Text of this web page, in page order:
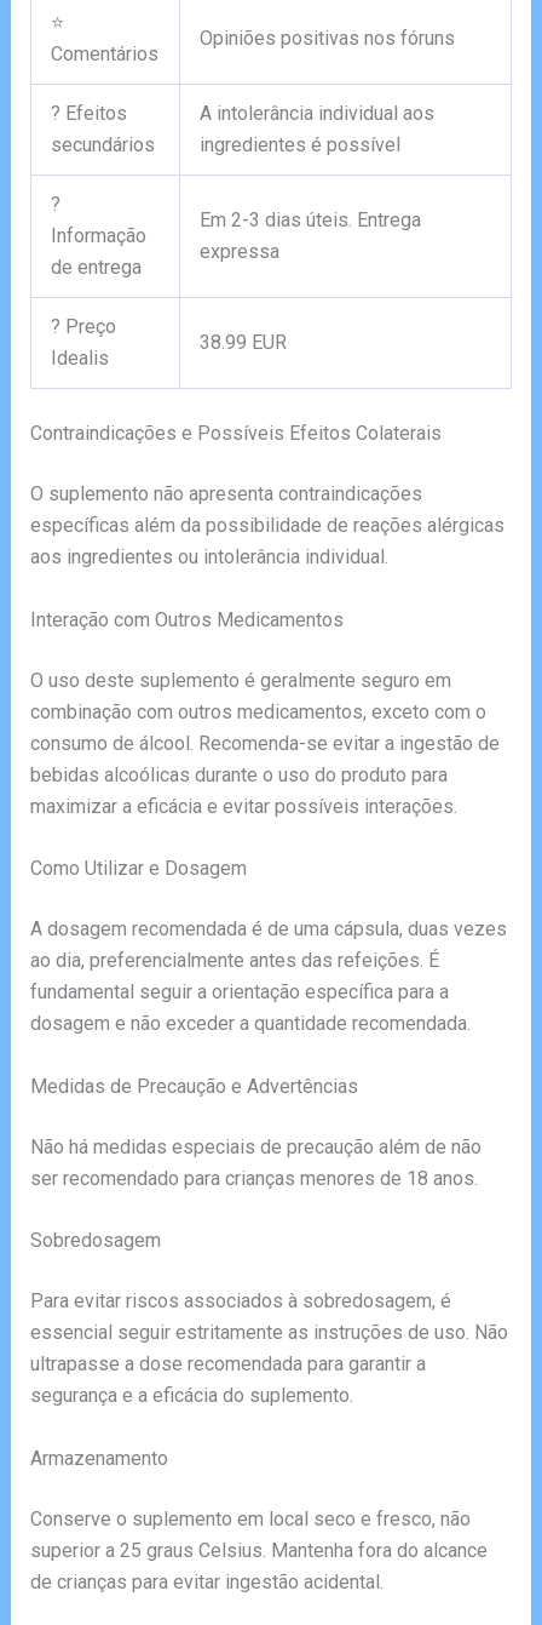
⭐
Comentários
Opiniões positivas nos fóruns
? Efeitos
secundários
A intolerância individual aos
ingredientes é possível
?
Informação
de entrega
Em 2-3 dias úteis. Entrega
expressa
? Preço
Idealis
38.99 EUR
Contraindicações e Possíveis Efeitos Colaterais
O suplemento não apresenta contraindicações
específicas além da possibilidade de reações alérgicas
aos ingredientes ou intolerância individual.
Interação com Outros Medicamentos
O uso deste suplemento é geralmente seguro em
combinação com outros medicamentos, exceto com o
consumo de álcool. Recomenda-se evitar a ingestão de
bebidas alcoólicas durante o uso do produto para
maximizar a eficácia e evitar possíveis interações.
Como Utilizar e Dosagem
A dosagem recomendada é de uma cápsula, duas vezes
ao dia, preferencialmente antes das refeições. É
fundamental seguir a orientação específica para a
dosagem e não exceder a quantidade recomendada.
Medidas de Precaução e Advertências
Não há medidas especiais de precaução além de não
ser recomendado para crianças menores de 18 anos.
Sobredosagem
Para evitar riscos associados à sobredosagem, é
essencial seguir estritamente as instruções de uso. Não
ultrapasse a dose recomendada para garantir a
segurança e a eficácia do suplemento.
Armazenamento
Conserve o suplemento em local seco e fresco, não
superior a 25 graus Celsius. Mantenha fora do alcance
de crianças para evitar ingestão acidental.